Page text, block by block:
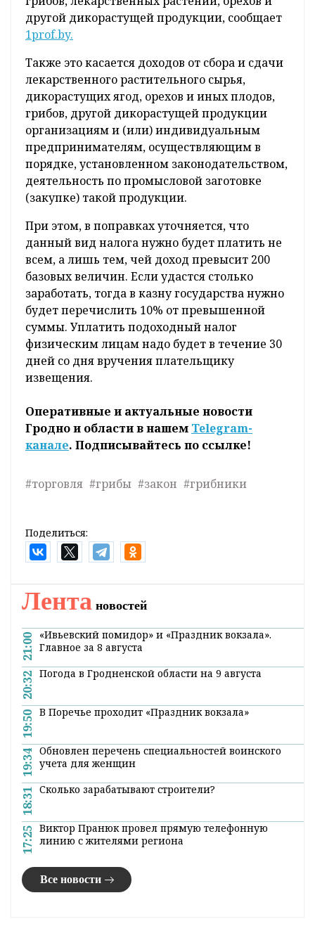
другой дикорастущей продукции, сообщает
1prof.by.
Также это касается доходов от сбора и сдачи
лекарственного растительного сырья,
дикорастущих ягод, орехов и иных плодов,
грибов, другой дикорастущей продукции
организациям и (или) индивидуальным
предпринимателям, осуществляющим в
порядке, установленном законодательством,
деятельность по промысловой заготовке
(закупке) такой продукции.
При этом, в поправках уточняется, что
данный вид налога нужно будет платить не
всем, а лишь тем, чей доход превысит 200
базовых величин. Если удастся столько
заработать, тогда в казну государства нужно
будет перечислить 10% от превышенной
суммы. Уплатить подоходный налог
физическим лицам надо будет в течение 30
дней со дня вручения плательщику
извещения.
Оперативные и актуальные новости
Гродно и области в нашем Telegram-
канале. Подписывайтесь по ссылке!
#торговля #грибы #закон #грибники
Поделиться:
Лента новостей
21:00
«Ивьевский помидор» и «Праздник вокзала».
Главное за 8 августа
20:32 Погода в Гродненской области на 9 августа
19:50 В Поречье проходит «Праздник вокзала»
19:34 Обновлен перечень специальностей воинского
учета для женщин
18:31 Сколько зарабатывают строители?
17:25 Виктор Пранюк провел прямую телефонную
линию с жителями региона
Все новости